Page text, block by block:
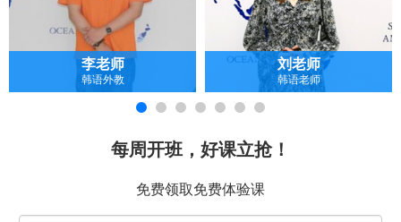
李老师
韩语外教
刘老师
韩语老师
每周开班，好课立抢！
免费领取免费体验课